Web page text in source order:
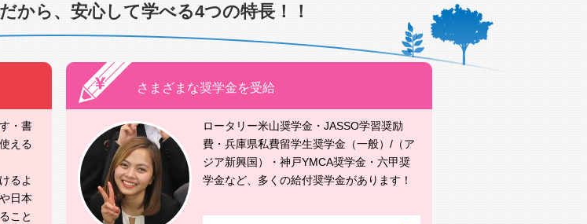
から、安心して学べる4つの特長！！
・書
える
るよ
日本
こと
さまざまな奨学金を受給
ロータリー米山奨学金・JASSO学習奨励
費・兵庫県私費留学生奨学金（一般）/（ア
ジア新興国）・神戸YMCA奨学金・六甲奨
学金など、多くの給付奨学金があります！